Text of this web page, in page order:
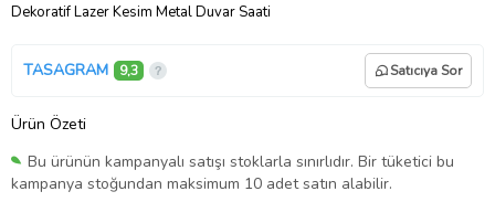
Dekoratif Lazer Kesim Metal Duvar Saati
TASAGRAM 9,3 Satıcıya Sor
Ürün Özeti
Bu ürünün kampanyalı satışı stoklarla sınırlıdır. Bir tüketici bu
kampanya stoğundan maksimum 10 adet satın alabilir.